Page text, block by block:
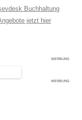
Buchhaltung
jetzt hier
WERBUNG
WERBUNG